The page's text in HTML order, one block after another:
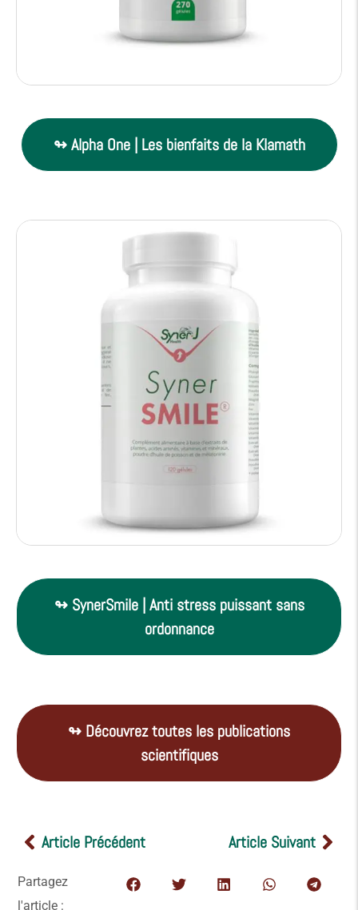
↬ Alpha One | Les bienfaits de la Klamath
↬ SynerSmile | Anti stress puissant sans
ordonnance
↬ Découvrez toutes les publications
scientifiques
Article Précédent Article Suivant
Partagez
l'article :